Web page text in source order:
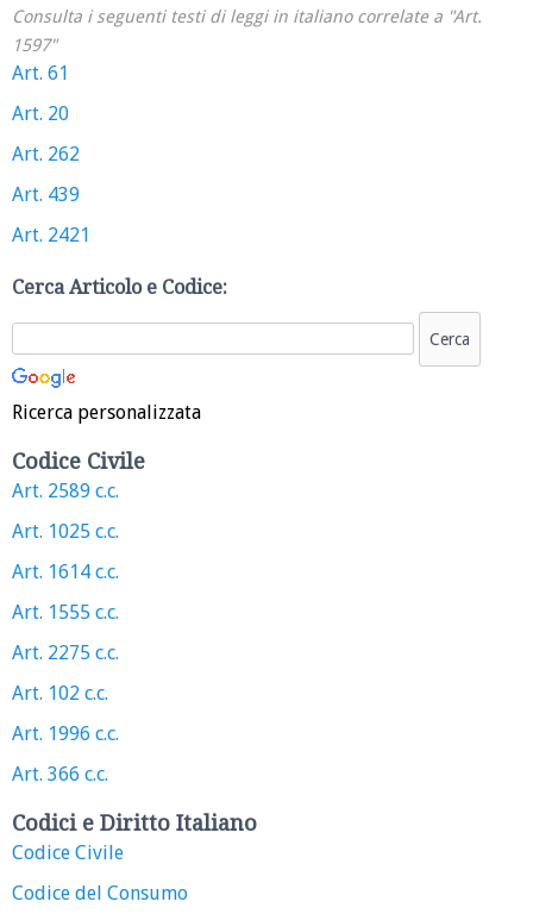
Consulta i seguenti testi di leggi in italiano correlate a "Art.
1597"
Art. 61
Art. 20
Art. 262
Art. 439
Art. 2421
Cerca Articolo e Codice:
Ricerca personalizzata
Codice Civile
Art. 2589 c.c.
Art. 1025 c.c.
Art. 1614 c.c.
Art. 1555 c.c.
Art. 2275 c.c.
Art. 102 c.c.
Art. 1996 c.c.
Art. 366 c.c.
Codici e Diritto Italiano
Codice Civile
Codice del Consumo